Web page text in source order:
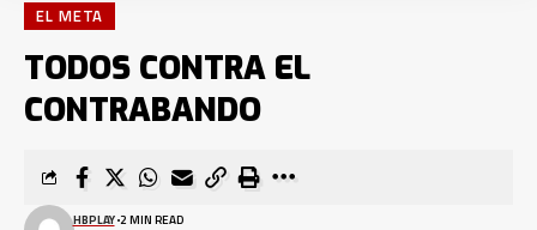
EL META
TODOS CONTRA EL
CONTRABANDO
HBPLAY 2 MIN READ